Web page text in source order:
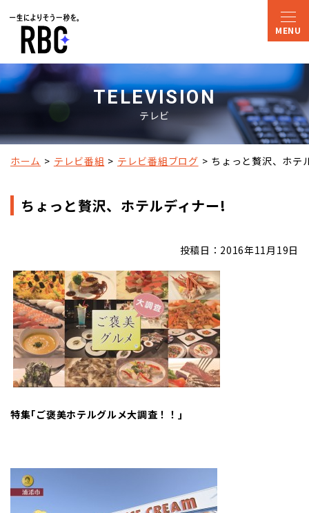
TELEVISION
テレビ
ホーム テレビ番組 テレビ番組ブログ ちょっと贅沢、ホテ
ちょっと贅沢、ホテルディナー!
投稿日：2016年11月19日
特集｢ご褒美ホテルグルメ大調査！！｣